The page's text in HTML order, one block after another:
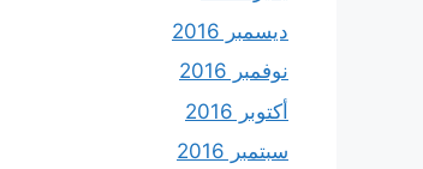
ديسمبر 2016
نوفمبر 2016
أكتوبر 2016
سبتمبر 2016